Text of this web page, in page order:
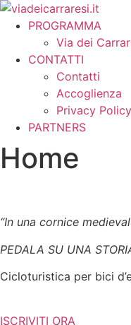
Vai
contenuto
PROGRAMMA
Via dei
CONTATTI
Contatti
Accoglienza
Privacy Policy
PARTNERS
Home
“In una cornice
PEDALA SU UNA
Cicloturistica per bici
ISCRIVITI ORA